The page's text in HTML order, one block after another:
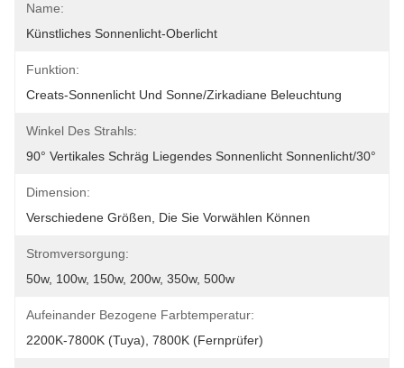
Name:
Künstliches Sonnenlicht-Oberlicht
Funktion:
Creats-Sonnenlicht Und Sonne/zirkadiane Beleuchtung
Winkel Des Strahls:
90° Vertikales Schräg Liegendes Sonnenlicht Sonnenlicht/30°
Dimension:
Verschiedene Größen, Die Sie Vorwählen Können
Stromversorgung:
50w, 100w, 150w, 200w, 350w, 500w
Aufeinander Bezogene Farbtemperatur:
2200K-7800K (Tuya), 7800K (Fernprüfer)